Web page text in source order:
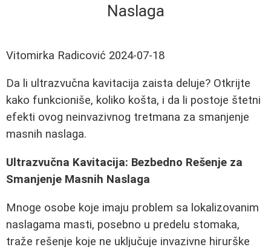
Naslaga
Vitomirka Radicović 2024-07-18
Da li ultrazvučna kavitacija zaista deluje? Otkrijte
kako funkcioniše, koliko košta, i da li postoje štetni
efekti ovog neinvazivnog tretmana za smanjenje
masnih naslaga.
Ultrazvučna Kavitacija: Bezbedno Rešenje za
Smanjenje Masnih Naslaga
Mnoge osobe koje imaju problem sa lokalizovanim
naslagama masti, posebno u predelu stomaka,
traže rešenje koje ne uključuje invazivne hirurške